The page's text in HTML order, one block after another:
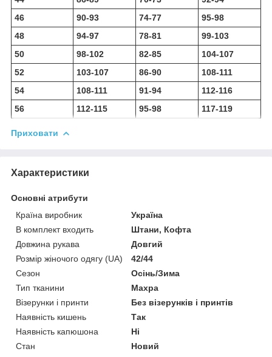
46
90-93 74-77
95-98
48
94-97 78-81
99-103
50
98-102 82-85
104-107
52
103-107 86-90
108-111
54
108-111 91-94
112-116
56
112-115 95-98 117-119
Приховати
Характеристики
Основні атрибути
Країна виробник
Україна
В комплект входить
Штани, Кофта
Довжина рукава
Довгий
Розмір жіночого одягу (UA)
42/44
Сезон
Осінь/Зима
Тип тканини
Махра
Візерунки і принти
Без візерунків і принтів
Наявність кишень
Так
Наявність капюшона
Ні
Стан
Новий